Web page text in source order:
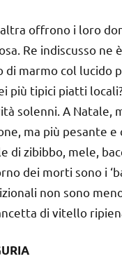
offrono i loro
Re indiscusso ne
marmo col lucido
più tipici piatti
solenni. A Natale,
ma più pesante
di zibibbo, mele,
dei morti sono i
non sono
di vitello